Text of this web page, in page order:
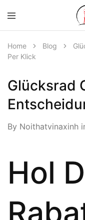
Home Blog
Per Klick
Glücksrad
By Noithatvinaxinh
Hol